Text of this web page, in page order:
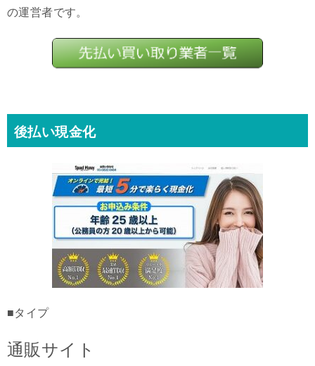
の運営者です。
後払い現金化
■タイプ
通販サイト